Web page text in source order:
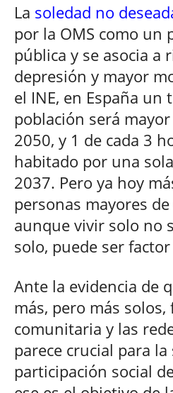
La soledad no
por la OMS como un
pública y se asocia a
depresión y mayor
el INE, en España un
población será
2050, y 1 de cada 3
habitado por una
2037. Pero ya hoy
personas mayores
aunque vivir solo no
solo, puede ser
Ante la evidencia de
más, pero más
comunitaria y las
parece crucial para la
participación social